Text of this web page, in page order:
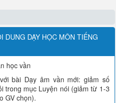
DUNG DẠY HỌC MÔN TIẾNG
học vần
bài Dạy âm vần mới: giảm số
trong mục Luyện nói (giảm từ 1-3
GV chọn).